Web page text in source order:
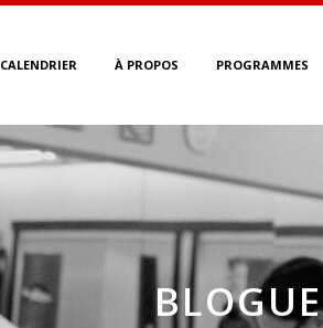
CALENDRIER À PROPOS PROGRAMMES
BLOGUE